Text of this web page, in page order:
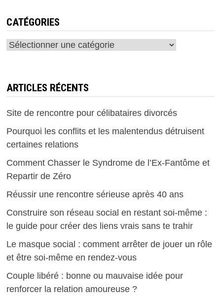
CATÉGORIES
Catégories
ARTICLES RÉCENTS
Site de rencontre pour célibataires divorcés
Pourquoi les conflits et les malentendus détruisent
certaines relations
Comment Chasser le Syndrome de l’Ex-Fantôme et
Repartir de Zéro
Réussir une rencontre sérieuse après 40 ans
Construire son réseau social en restant soi-même :
le guide pour créer des liens vrais sans te trahir
Le masque social : comment arrêter de jouer un rôle
et être soi-même en rendez-vous
Couple libéré : bonne ou mauvaise idée pour
renforcer la relation amoureuse ?